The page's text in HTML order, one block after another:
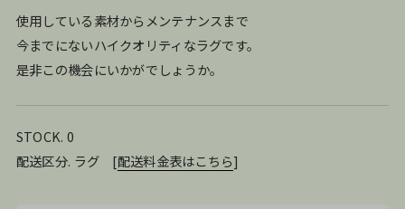
使用している素材からメンテナンスまで
今までにないハイクオリティなラグです。
是非この機会にいかがでしょうか。
STOCK. 0
配送区分. ラグ [配送料金表はこちら]